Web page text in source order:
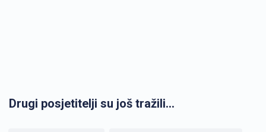
Drugi posjetitelji su još tražili...